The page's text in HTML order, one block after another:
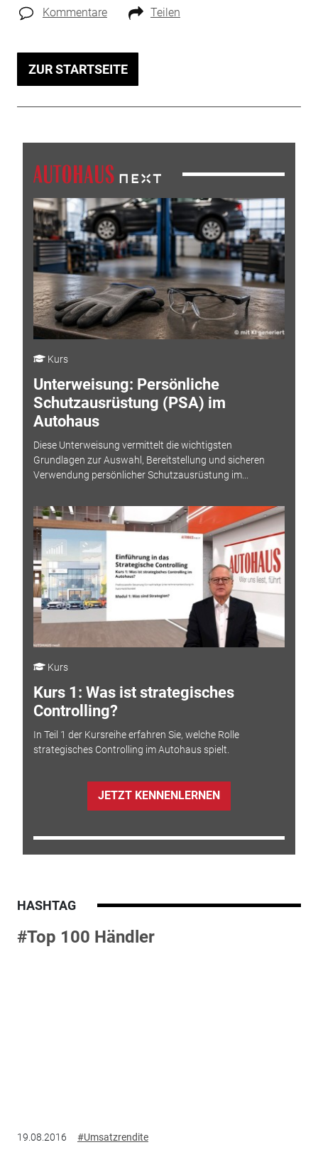
Kommentare Teilen
ZUR STARTSEITE
Kurs
Unterweisung: Persönliche
Schutzausrüstung (PSA) im
Autohaus
Diese Unterweisung vermittelt die wichtigsten
Grundlagen zur Auswahl, Bereitstellung und sicheren
Verwendung persönlicher Schutzausrüstung im...
Kurs
Kurs 1: Was ist strategisches
Controlling?
In Teil 1 der Kursreihe erfahren Sie, welche Rolle
strategisches Controlling im Autohaus spielt.
JETZT KENNENLERNEN
HASHTAG
#Top 100 Händler
19.08.2016 #Umsatzrendite